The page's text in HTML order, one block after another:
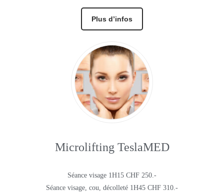
Plus d’infos
Microlifting TeslaMED
Séance visage 1H15 CHF 250.-
Séance visage, cou, décolleté 1H45 CHF 310.-